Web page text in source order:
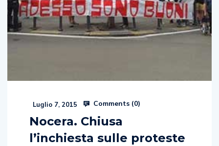
Luglio 7, 2015 Comments (0)
Nocera. Chiusa
l’inchiesta sulle proteste